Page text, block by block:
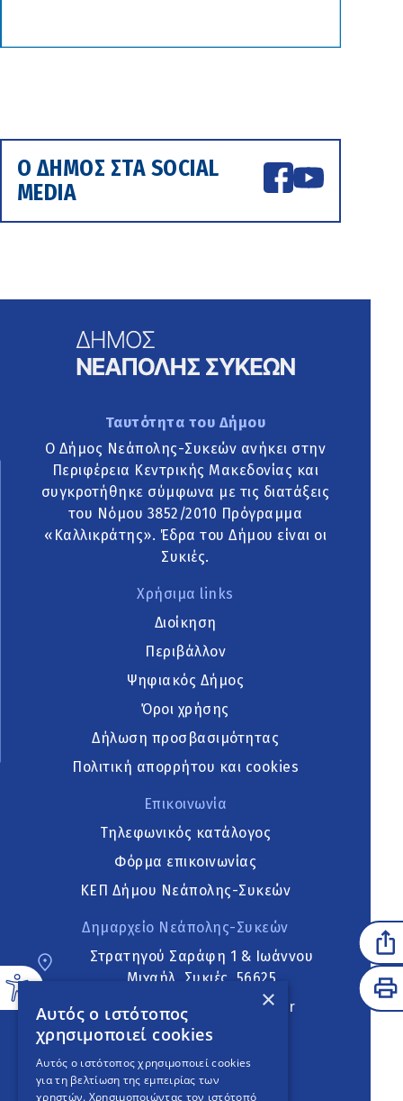
Ο ΔΗΜΟΣ ΣΤΑ SOCIAL
MEDIA
Ταυτότητα του Δήμου
Ο Δήμος Νεάπολης-Συκεών ανήκει στην
Περιφέρεια Κεντρικής Μακεδονίας και
συγκροτήθηκε σύμφωνα με τις διατάξεις
του Νόμου 3852/2010 Πρόγραμμα
«Καλλικράτης». Έδρα του Δήμου είναι οι
Συκιές.
Χρήσιμα links
Διοίκηση
Περιβάλλον
Ψηφιακός Δήμος
Όροι χρήσης
Δήλωση προσβασιμότητας
Πολιτική απορρήτου και cookies
Επικοινωνία
Τηλεφωνικός κατάλογος
Φόρμα επικοινωνίας
ΚΕΠ Δήμου Νεάπολης-Συκεών
Δημαρχείο Νεάπολης-Συκεών
Στρατηγού Σαράφη 1 & Ιωάννου
Μιχαήλ, Συκιές, 56625
neapoli.sykies@ddt.gov.gr
Ακολουθήστε
×
Αυτός ο ιστότοπος
χρησιμοποιεί cookies
Αυτός ο ιστότοπος χρησιμοποιεί cookies
για τη βελτίωση της εμπειρίας των
χρηστών. Χρησιμοποιώντας τον ιστότοπό